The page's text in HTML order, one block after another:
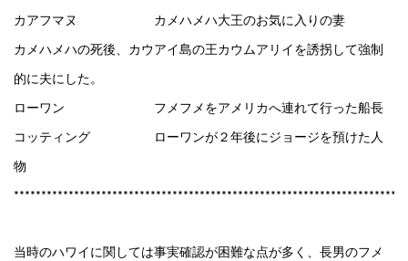
カアフマヌ カメハメハ大王のお気に入りの妻
カメハメハの死後、カウアイ島の王カウムアリイを誘拐して強制
的に夫にした。
ローワン フメフメをアメリカへ連れて行った船長
コッティング ローワンが２年後にジョージを預けた人
物
***********************************************************************
当時のハワイに関しては事実確認が困難な点が多く、長男のフメ